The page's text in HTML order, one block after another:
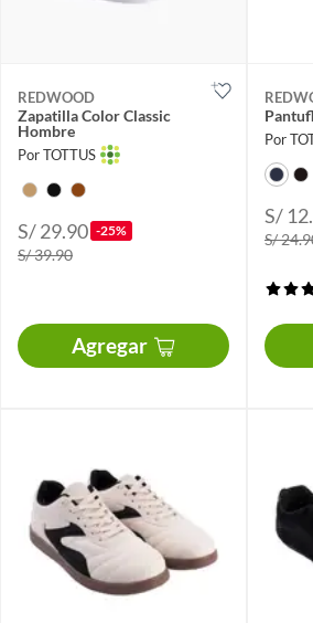
REDWOOD
Zapatilla Color Classic
Hombre
Por TOTTUS
S/ 29.90 -25%
S/ 39.90
Agregar
Por
S/
S/